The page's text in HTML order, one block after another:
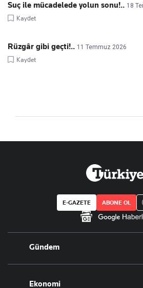
Suç ile mücadelede yolun sonu!.. 18
Kaydet
Rüzgâr gibi geçti!.. 11 Temmuz 2026
Kaydet
E-GAZETE ABONE OL
Gündem
Politika
Eğitim
Ekonomi